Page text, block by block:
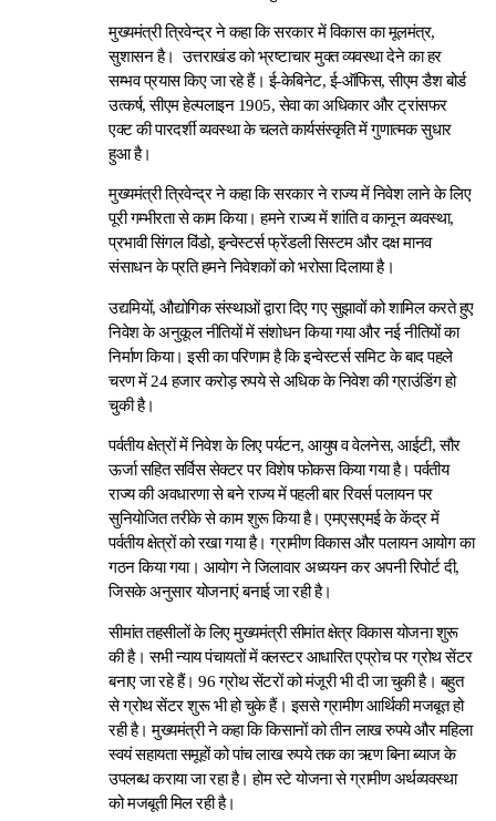
मुख्यमंत्री त्रिवेन्द्र ने कहा कि सरकार में विकास का मूलमंत्र,
सुशासन है। उत्तराखंड को भ्रष्टाचार मुक्त व्यवस्था देने का हर
सम्भव प्रयास किए जा रहे हैं। ई-केबिनेट, ई-ऑफिस, सीएम डैश बोर्ड
उत्कर्ष, सीएम हेल्पलाइन 1905, सेवा का अधिकार और ट्रांसफर
एक्ट की पारदर्शी व्यवस्था के चलते कार्यसंस्कृति में गुणात्मक सुधार
हुआ है।
मुख्यमंत्री त्रिवेन्द्र ने कहा कि सरकार ने राज्य में निवेश लाने के लिए
पूरी गम्भीरता से काम किया। हमने राज्य में शांति व कानून व्यवस्था,
प्रभावी सिंगल विंडो, इन्वेस्टर्स फ्रेंडली सिस्टम और दक्ष मानव
संसाधन के प्रति हमने निवेशकों को भरोसा दिलाया है।
उद्यमियों, औद्योगिक संस्थाओं द्वारा दिए गए सुझावों को शामिल करते हुए
निवेश के अनुकूल नीतियों में संशोधन किया गया और नई नीतियों का
निर्माण किया। इसी का परिणाम है कि इन्वेस्टर्स समिट के बाद पहले
चरण में 24 हजार करोड़ रुपये से अधिक के निवेश की ग्राउंडिंग हो
चुकी है।
पर्वतीय क्षेत्रों में निवेश के लिए पर्यटन, आयुष व वेलनेस, आईटी, सौर
ऊर्जा सहित सर्विस सेक्टर पर विशेष फोकस किया गया है। पर्वतीय
राज्य की अवधारणा से बने राज्य में पहली बार रिवर्स पलायन पर
सुनियोजित तरीके से काम शुरू किया है। एमएसएमई के केंद्र में
पर्वतीय क्षेत्रों को रखा गया है। ग्रामीण विकास और पलायन आयोग का
गठन किया गया। आयोग ने जिलावार अध्ययन कर अपनी रिपोर्ट दी,
जिसके अनुसार योजनाएं बनाई जा रही है।
सीमांत तहसीलों के लिए मुख्यमंत्री सीमांत क्षेत्र विकास योजना शुरू
की है। सभी न्याय पंचायतों में क्लस्टर आधारित एप्रोच पर ग्रोथ सेंटर
बनाए जा रहे हैं। 96 ग्रोथ सेंटरों को मंजूरी भी दी जा चुकी है। बहुत
से ग्रोथ सेंटर शुरू भी हो चुके हैं। इससे ग्रामीण आर्थिकी मजबूत हो
रही है। मुख्यमंत्री ने कहा कि किसानों को तीन लाख रुपये और महिला
स्वयं सहायता समूहों को पांच लाख रुपये तक का ऋण बिना ब्याज के
उपलब्ध कराया जा रहा है। होम स्टे योजना से ग्रामीण अर्थव्यवस्था
को मजबूती मिल रही है।